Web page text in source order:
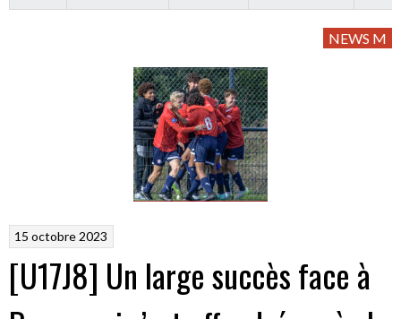
NEWS M
15 octobre 2023
[U17J8] Un large succès face à